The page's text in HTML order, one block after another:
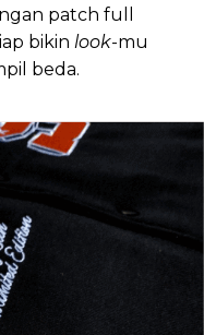
patch full
bikin look-mu
beda.